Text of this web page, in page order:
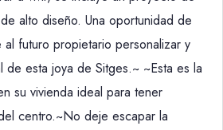
alto diseño. Una oportunidad de
al futuro propietario personalizar y
de esta joya de Sitges.~ ~Esta es la
su vivienda ideal para tener
centro.~No deje escapar la